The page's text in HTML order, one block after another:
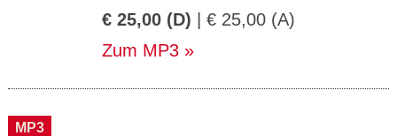
€ 25,00 (D) | € 25,00 (A)
Zum MP3
MP3